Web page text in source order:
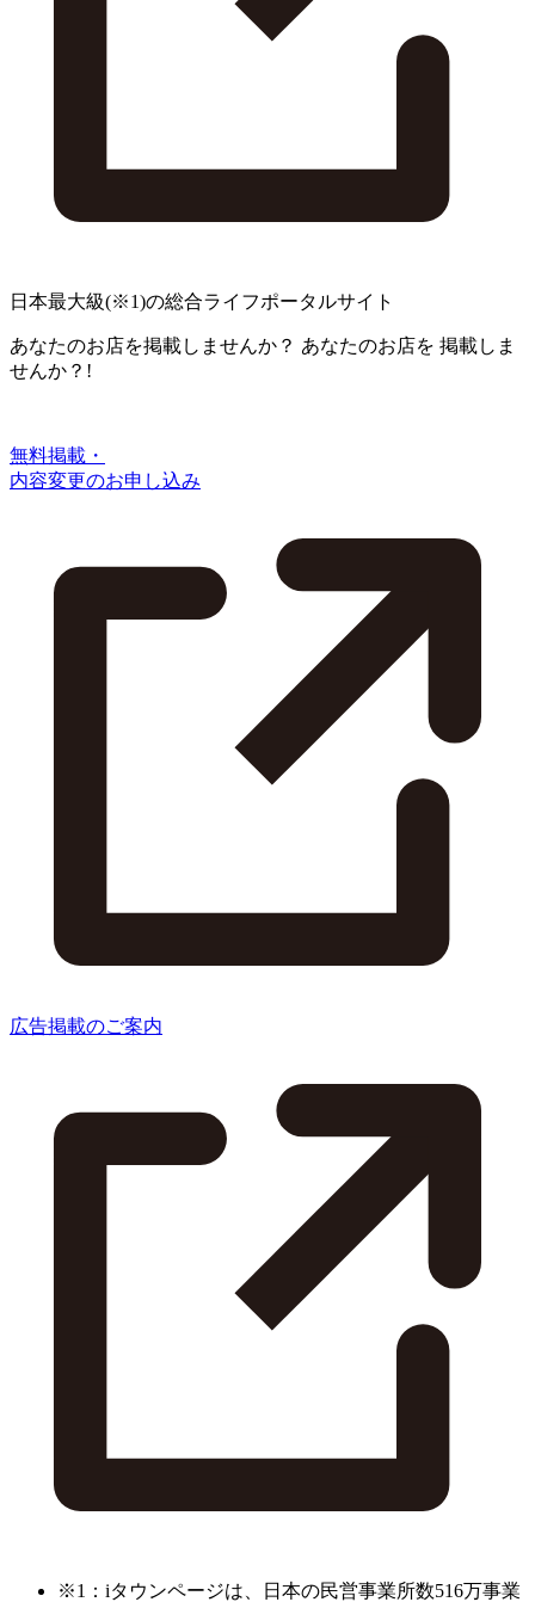
日本最大級(※1)の総合ライフポータルサイト
あなたのお店を掲載しませんか？ あなたのお店を 掲載しま
せんか？!
無料掲載・
内容変更のお申し込み
広告掲載のご案内
※1：iタウンページは、日本の民営事業所数516万事業